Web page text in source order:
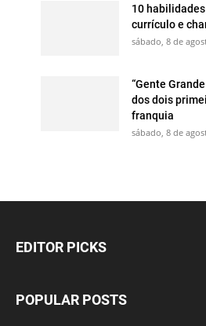
10
currículo e
sábado, 8 de
“Gente
dos dois
franquia
sábado, 8 de
EDITOR PICKS
POPULAR POSTS